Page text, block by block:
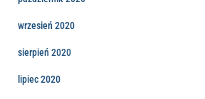
wrzesień 2020
sierpień 2020
lipiec 2020